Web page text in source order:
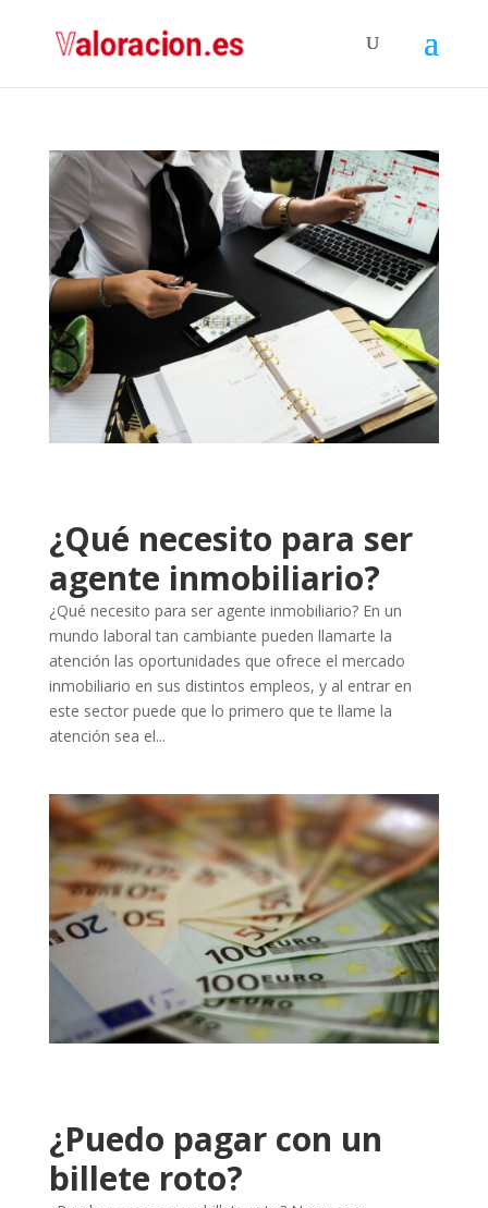
¿Qué necesito para ser
agente inmobiliario?
¿Qué necesito para ser agente inmobiliario? En un
mundo laboral tan cambiante pueden llamarte la
atención las oportunidades que ofrece el mercado
inmobiliario en sus distintos empleos, y al entrar en
este sector puede que lo primero que te llame la
atención sea el...
¿Puedo pagar con un
billete roto?